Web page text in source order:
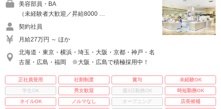
美容部員・BA
（未経験者大歓迎／昇給8000 …
契約社員
月給27万円 ～ ほか
北海道・東京・横浜・埼玉・大阪・京都・神戸・名
古屋・広島・福岡 ※大阪・広島で積極採用中！
正社員登用 社割制度 賞与
未経験OK
学生OK
男女歓迎 週3日勤務OK
時短勤務OK
ネイルOK
ノルマなし オープニング
店長候補